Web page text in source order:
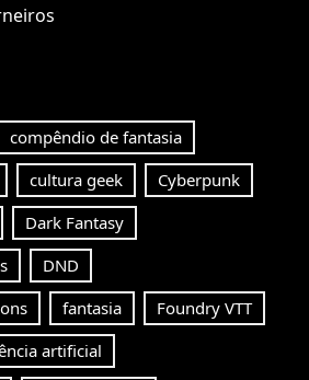
compêndio de fantasia
cultura geek
Cyberpunk
Dark Fantasy
DND
fantasia
Foundry VTT
artificial